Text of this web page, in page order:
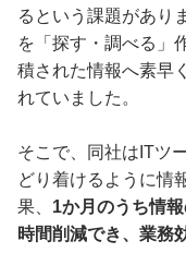
るという課題があり
を「探す・調べる」
積された情報へ素早
れていました。
そこで、同社はITツ
どり着けるように情
果、 1か月のうち情
時間削減でき、業務